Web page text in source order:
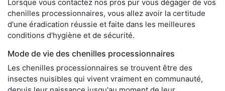
Lorsque vous contactez nos pros pur vous dégager de vos
chenilles processionnaires, vous allez avoir la certitude
d'une éradication réussie et faite dans les meilleures
conditions d'hygiène et de sécurité.
Mode de vie des chenilles processionnaires
Les chenilles processionnaires se trouvent être des
insectes nuisibles qui vivent vraiment en communauté,